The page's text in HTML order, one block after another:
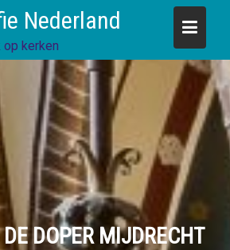
Nederland
kerken
DOPER MIJDRECHT